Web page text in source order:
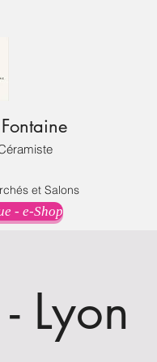
et Salons
- e-Shop
Lyon